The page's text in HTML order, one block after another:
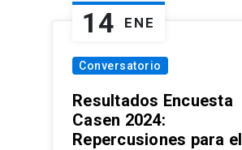
14 ENE
Conversatorio
Resultados Encuesta
Casen 2024:
Repercusiones para el